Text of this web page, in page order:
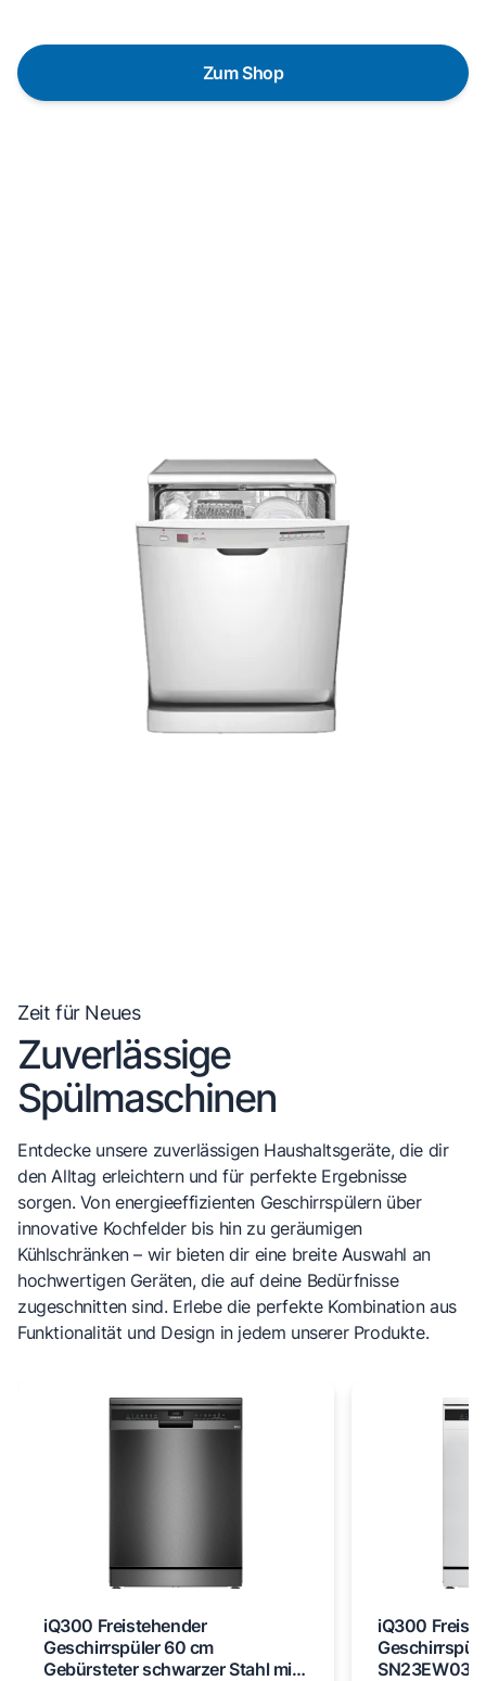
Zum Shop
Zeit für Neues
Zuverlässige
Spülmaschinen
Entdecke unsere zuverlässigen Haushaltsgeräte, die dir
den Alltag erleichtern und für perfekte Ergebnisse
sorgen. Von energieeffizienten Geschirrspülern über
innovative Kochfelder bis hin zu geräumigen
Kühlschränken – wir bieten dir eine breite Auswahl an
hochwertigen Geräten, die auf deine Bedürfnisse
zugeschnitten sind. Erlebe die perfekte Kombination aus
Funktionalität und Design in jedem unserer Produkte.
iQ300 Freistehender
Geschirrspüler 60 cm
Gebürsteter schwarzer Stahl mit
iQ300